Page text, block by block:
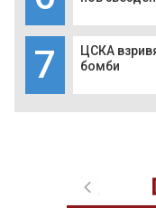
7
ЦСКА
бомби